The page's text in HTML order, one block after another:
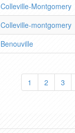
Colleville-Montgomery
Colleville-montgomery
Benouville
1 2 3